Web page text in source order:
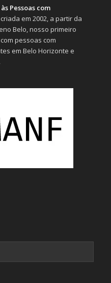
Pessoas com
em 2002, a partir da
Belo, nosso primeiro
pessoas com
em Belo Horizonte e